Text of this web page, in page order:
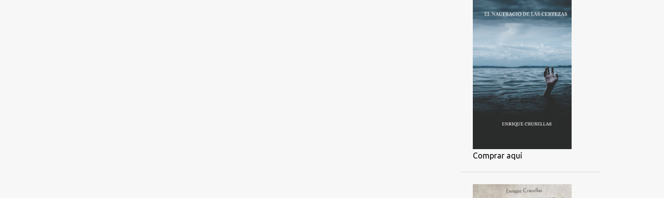
Comprar aquí